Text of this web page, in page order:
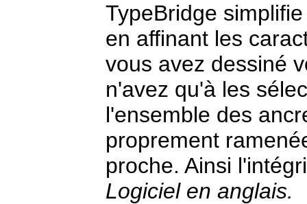
TypeBridge
en affinant les
vous avez dessiné
n'avez qu'à les
l'ensemble des
proprement
proche. Ainsi
Logiciel en anglais.